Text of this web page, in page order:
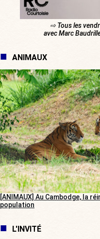
⇨ Tous les
avec Marc
ANIMAUX
[ANIMAUX] Au Cambodge, la
population
L'INVITÉ